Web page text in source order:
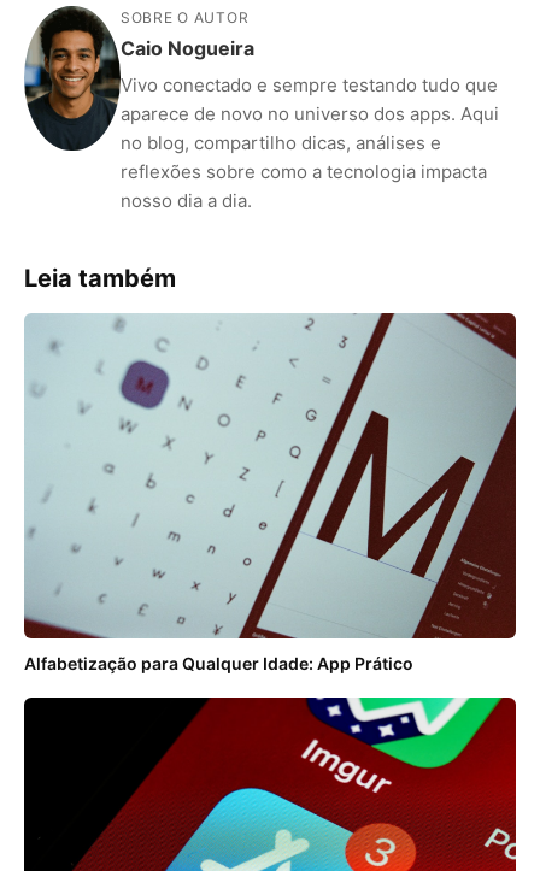
SOBRE O AUTOR
Caio Nogueira
Vivo conectado e sempre testando tudo que
aparece de novo no universo dos apps. Aqui
no blog, compartilho dicas, análises e
reflexões sobre como a tecnologia impacta
nosso dia a dia.
Leia também
Alfabetização para Qualquer Idade: App Prático